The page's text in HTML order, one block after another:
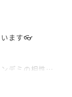
います👓
デミの相性抜